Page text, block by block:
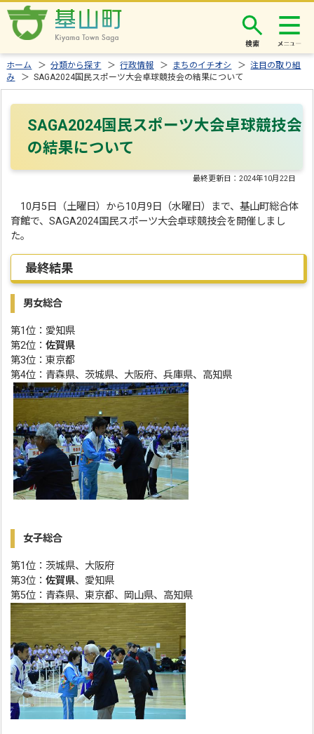
検索
ホーム ＞分類から探す ＞行政情報 ＞ まちのイチオシ ＞注目の取り組
み
＞ SAGA2024国民スポーツ大会卓球競技会の結果について
SAGA2024国民スポーツ大会卓球競技会
の結果について
最終更新日：2024年10月22日
10月5日（土曜日）から10月9日（水曜日）まで、基山町総合体
育館で、SAGA2024国民スポーツ大会卓球競技会を開催しまし
た。
最終結果
男女総合
第1位：愛知県
第2位：佐賀県
第3位：東京都
第4位：青森県、茨城県、大阪府、兵庫県、高知県
女子総合
第1位：茨城県、大阪府
第3位：佐賀県、愛知県
第5位：青森県、東京都、岡山県、高知県